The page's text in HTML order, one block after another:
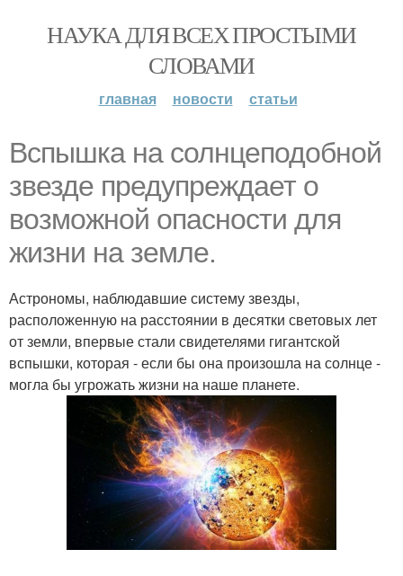
НАУКА ДЛЯ ВСЕХ ПРОСТЫМИ
СЛОВАМИ
главная новости статьи
Вспышка на солнцеподобной
звезде предупреждает о
возможной опасности для
жизни на земле.
Астрономы, наблюдавшие систему звезды,
расположенную на расстоянии в десятки световых лет
от земли, впервые стали свидетелями гигантской
вспышки, которая - если бы она произошла на солнце -
могла бы угрожать жизни на наше планете.